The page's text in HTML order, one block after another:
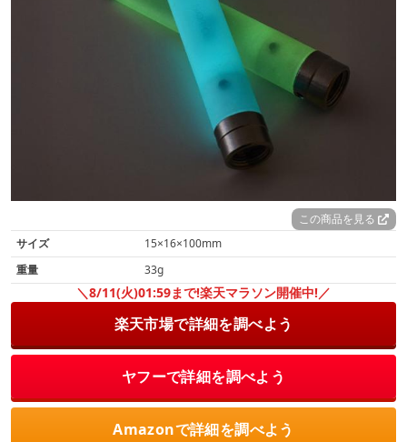
この商品を見る
サイズ
15×16×100mm
重量
33g
＼8/11(火)01:59まで!楽天マラソン開催中!／
楽天市場で詳細を調べよう
ヤフーで詳細を調べよう
Amazonで詳細を調べよう